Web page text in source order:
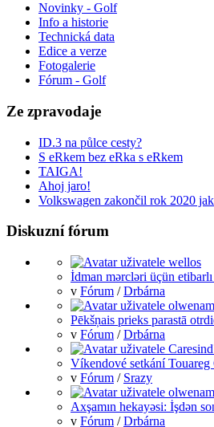
Novinky - Golf
Info a historie
Technická data
Edice a verze
Fotogalerie
Fórum - Golf
Ze zpravodaje
ID.3 na půlce cesty?
S eRkem bez eRka s eRkem
TAIGA!
Ahoj jaro!
Volkswagen zakončil rok 2020
Diskuzní fórum
İdman mərcləri üçün
v Fórum /Drbárna
Pēkšņais prieks parastā
v Fórum /Drbárna
Víkendové setkání
v Fórum / Srazy
Axşamın hekayəsi: İşdən
v Fórum /Drbárna